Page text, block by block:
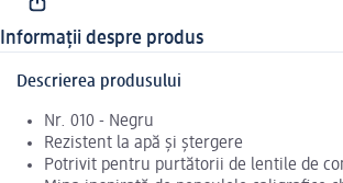
Informații despre produs
Descrierea produsului
Nr. 010 - Negru
Rezistent la apă și ștergere
Potrivit pentru purtătorii de lentile de